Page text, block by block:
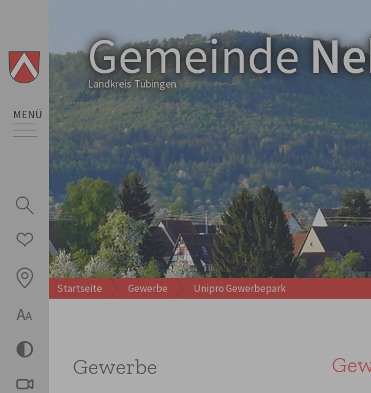
MENÜ
Gemeinde
Landkreis Tübingen
Startseite Gewerbe Unipro Gewerbepark
Gewerbe